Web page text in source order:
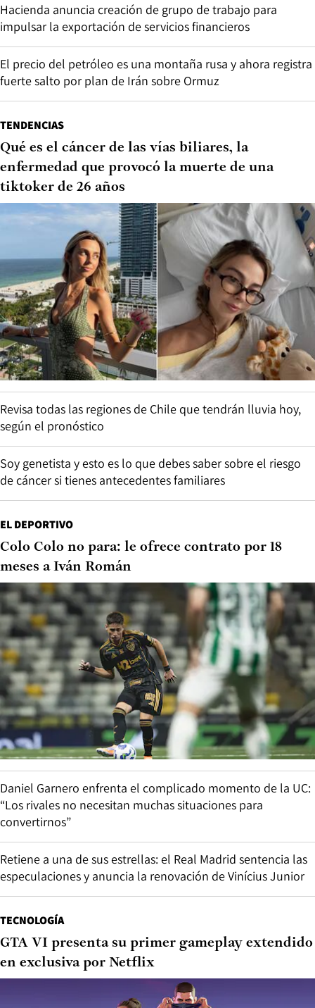
Hacienda anuncia creación de grupo de trabajo para
impulsar la exportación de servicios financieros
El precio del petróleo es una montaña rusa y ahora registra
fuerte salto por plan de Irán sobre Ormuz
TENDENCIAS
Qué es el cáncer de las vías biliares, la
enfermedad que provocó la muerte de una
tiktoker de 26 años
Revisa todas las regiones de Chile que tendrán lluvia hoy,
según el pronóstico
Soy genetista y esto es lo que debes saber sobre el riesgo
de cáncer si tienes antecedentes familiares
EL DEPORTIVO
Colo Colo no para: le ofrece contrato por 18
meses a Iván Román
Daniel Garnero enfrenta el complicado momento de la UC:
“Los rivales no necesitan muchas situaciones para
convertirnos”
Retiene a una de sus estrellas: el Real Madrid sentencia las
especulaciones y anuncia la renovación de Vinícius Junior
TECNOLOGÍA
GTA VI presenta su primer gameplay extendido
en exclusiva por Netflix